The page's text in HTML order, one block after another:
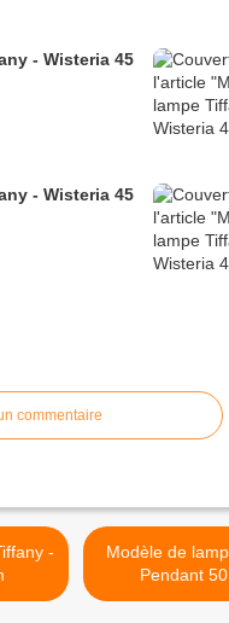
- Wisteria 45
- Wisteria 45
commentaire
Modèle de